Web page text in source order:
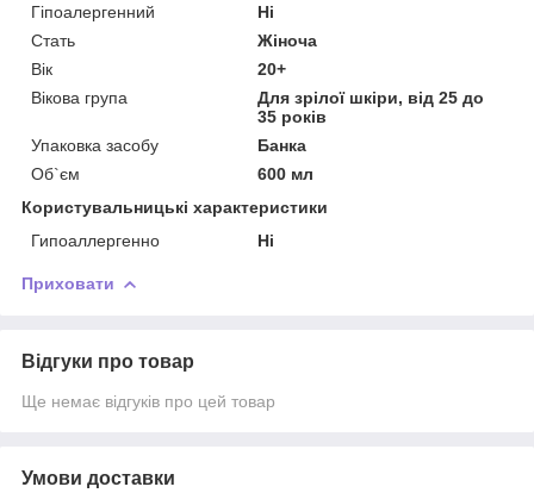
Гіпоалергенний
Ні
Стать
Жіноча
Вік
20+
Вікова група
Для зрілої шкіри, від 25 до
35 років
Упаковка засобу
Банка
Об`єм
600 мл
Користувальницькі характеристики
Гипоаллергенно
Ні
Приховати
Відгуки про товар
Ще немає відгуків про цей товар
Умови доставки